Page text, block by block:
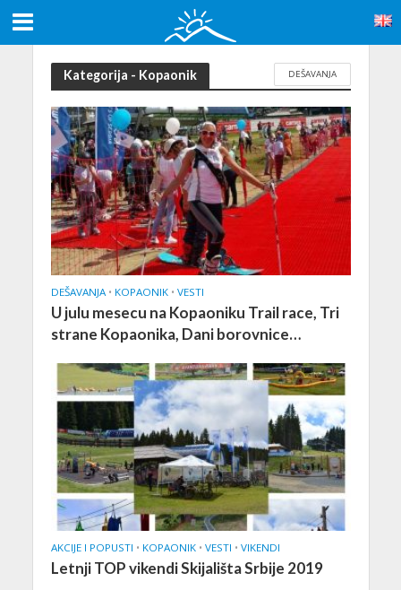
Kategorija - Kopaonik DEŠAVANJA
DEŠAVANJA • KOPAONIK • VESTI
U julu mesecu na Kopaoniku Trail race, Tri
strane Kopaonika, Dani borovnice…
AKCIJE I POPUSTI • KOPAONIK • VESTI • VIKENDI
Letnji TOP vikendi Skijališta Srbije 2019